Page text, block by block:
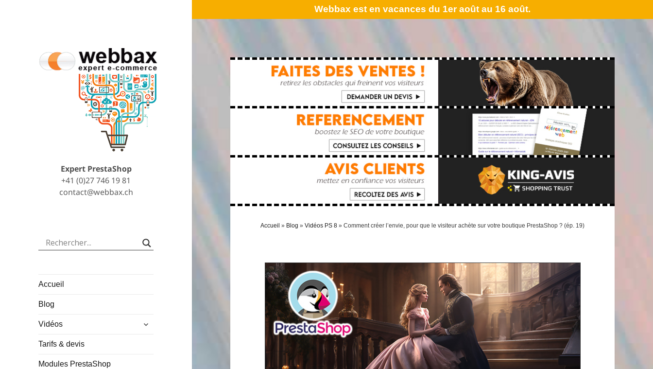
Expert PrestaShop
+41 (0)27 746 19 81
contact@webbax.ch
Accueil
Blog
Vidéos
ouvrir
Tarifs & devis
Modules PrestaShop
Webbax est en vacances du 1er août au 16 août.
Accueil » Blog »Vidéos PS 8 »Comment créer l’envie, pour que le visiteur achète sur votre boutique PrestaShop ? (ép. 19)